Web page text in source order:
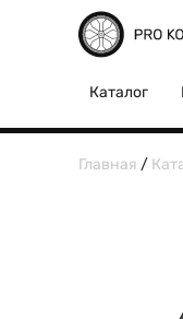
Каталог
Главная /